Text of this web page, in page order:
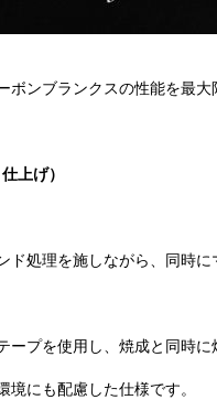
ンブランクスの性能を最大
上げ）
処理を施しながら、同時
プを使用し、焼成と同時
にも配慮した仕様です。